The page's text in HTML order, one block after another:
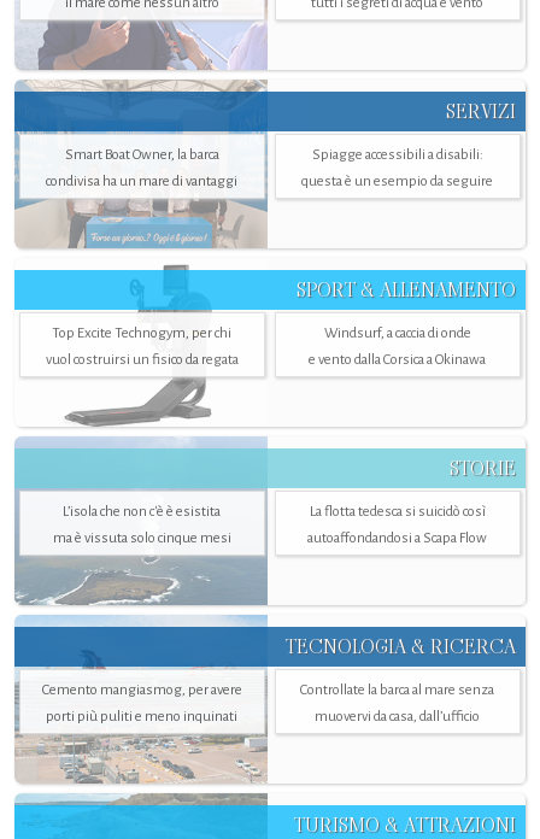
SERVIZI
Smart Boat Owner, la barca
condivisa ha un mare di vantaggi
Spiagge accessibili a disabili:
questa è un esempio da seguire
SPORT & ALLENAMENTO
Top Excite Technogym, per chi
vuol costruirsi un fisico da regata
Windsurf, a caccia di onde
e vento dalla Corsica a Okinawa
STORIE
L’isola che non c'è è esistita
ma è vissuta solo cinque mesi
La flotta tedesca si suicidò così
autoaffondandosi a Scapa Flow
TECNOLOGIA & RICERCA
Cemento mangiasmog, per avere
porti più puliti e meno inquinati
Controllate la barca al mare senza
muovervi da casa, dall’ufficio
TURISMO & ATTRAZIONI